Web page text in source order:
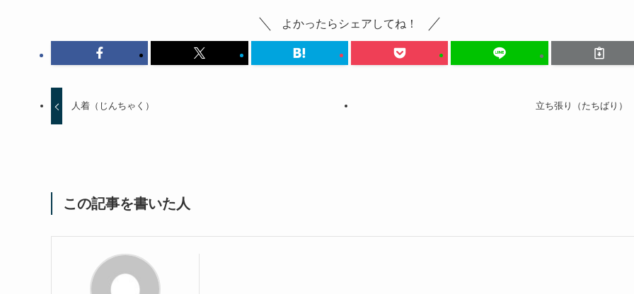
よかったらシェアしてね！
人着（じんちゃく） 立ち張り（たちばり）
この記事を書いた人